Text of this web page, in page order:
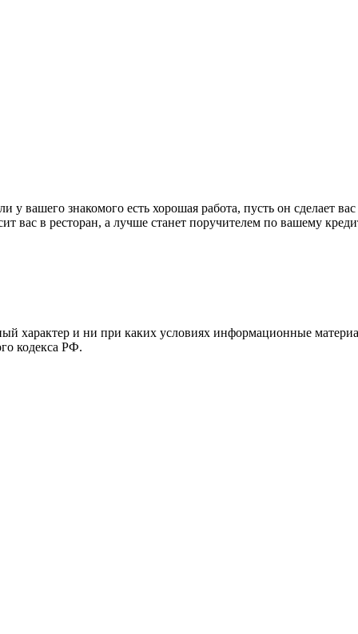
вашего знакомого есть хорошая работа, пусть он сделает вас
вас в ресторан, а лучше станет поручителем по вашему
характер и ни при каких условиях информационные
кодекса РФ.